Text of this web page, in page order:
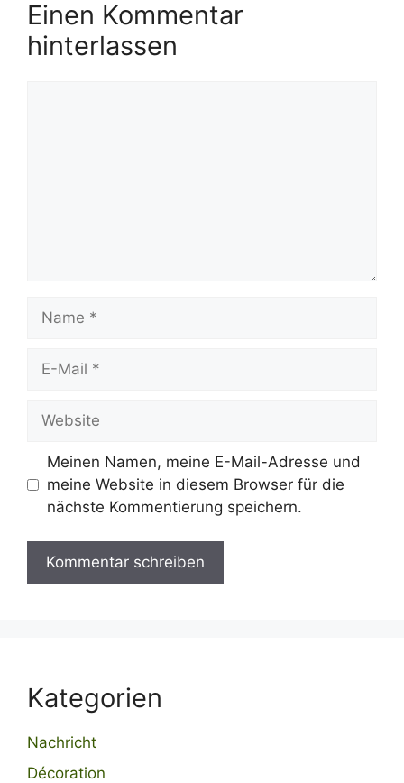
Einen Kommentar
hinterlassen
Mail
Meinen Namen, meine E-Mail-Adresse und
meine Website in diesem Browser für die
nächste Kommentierung speichern.
Kategorien
Nachricht
Décoration